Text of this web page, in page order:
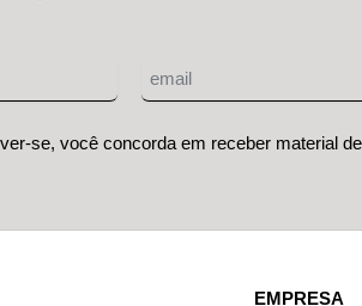
se, você concorda em receber material
EMPRESA